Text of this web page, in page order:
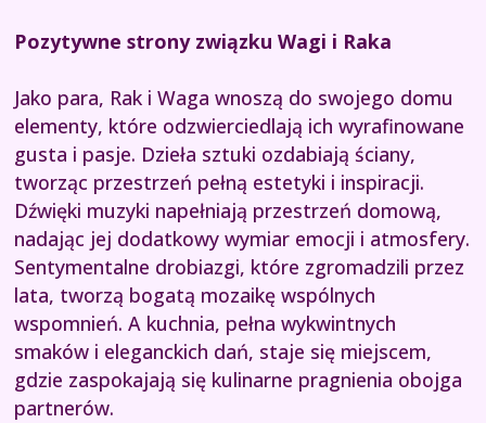
Pozytywne strony związku Wagi i Raka
Jako para, Rak i Waga wnoszą do swojego domu
elementy, które odzwierciedlają ich wyrafinowane
gusta i pasje. Dzieła sztuki ozdabiają ściany,
tworząc przestrzeń pełną estetyki i inspiracji.
Dźwięki muzyki napełniają przestrzeń domową,
nadając jej dodatkowy wymiar emocji i atmosfery.
Sentymentalne drobiazgi, które zgromadzili przez
lata, tworzą bogatą mozaikę wspólnych
wspomnień. A kuchnia, pełna wykwintnych
smaków i eleganckich dań, staje się miejscem,
gdzie zaspokajają się kulinarne pragnienia obojga
partnerów.